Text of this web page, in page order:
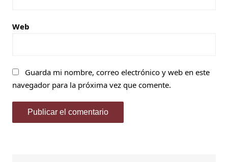
Web
Guarda mi nombre, correo electrónico y web en este
navegador para la próxima vez que comente.